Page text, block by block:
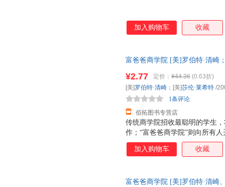
加入购物车 收藏
富爸爸商学院 [美]罗伯特·清崎
传统商学院招收最聪明的学生
作；“富爸爸商学院”则向所有
让钱为你工作，从此走上财务
核心价值观．提供了一种更理
导技巧、沟通技巧、资金管理
¥2.77 定价： ¥44.36 (0.63折)
佰拓图书专营店
1条评论
[美]罗伯特·清崎 ；[美]莎伦·莱希特 /
加入购物车 收藏
富爸爸商学院 [美]罗伯特·清崎